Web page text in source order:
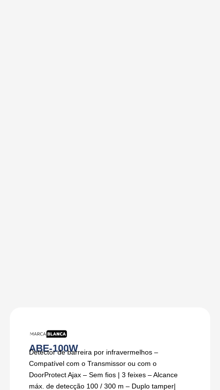
ABE-100W
Detector de barreira por infravermelhos –
Compatível com o Transmissor ou com o
DoorProtect Ajax – Sem fios | 3 feixes – Alcance
máx. de detecção 100 / 300 m – Duplo tamper|